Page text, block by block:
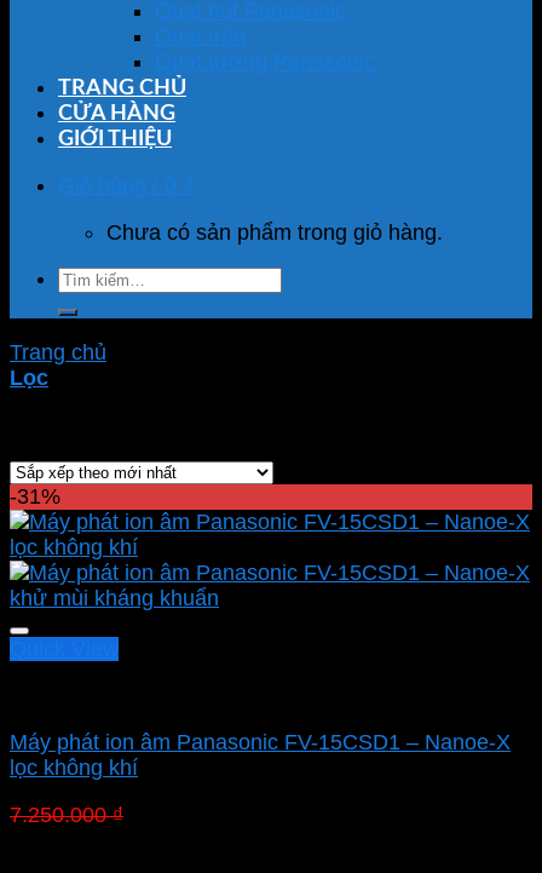
Quạt hút Panasonic
Quạt trần
Quạt tường Panasonic
TRANG CHỦ
CỬA HÀNG
GIỚI THIỆU
Giỏ hàng / 0 ₫
Chưa có sản phẩm trong giỏ hàng.
Tìm
kiếm:
Trang chủ
Lọc
-31%
Máy phát ion âm Panasonic FV-15CSD1 – Nanoe-X
lọc không khí
7.250.000₫